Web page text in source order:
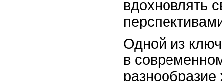
вдохновлять
Одной из
в